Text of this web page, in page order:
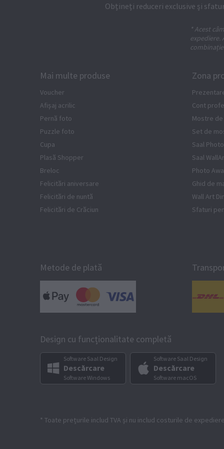
Obțineți reduceri exclusive și
* Acest
expediere.
Mai multe produse
Voucher
Afișaj acrilic
Pernă foto
Puzzle foto
Cupa
Plasă Shopper
Breloc
Felicitări aniversare
Felicitări de nuntă
Felicitări de Crăciun
Zona
Cont
Mostre
Set de
Saal
Saal
Photo
Ghid de
Wall Art
Sfaturi
Metode de plată
Design cu funcționalitate completă
Software Saal Design
Descărcare
Software Windows
Software Saal Design
Descărcare
Software macOS
* Toate prețurile includ TVA și nu includ costurile de